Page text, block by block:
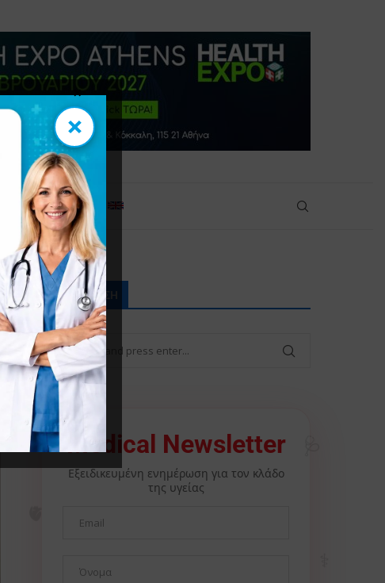
Επικοινωνία
ΑΝΑΖΉΤΗΣΗ
Medical Newsletter
Εξειδικευμένη ενημέρωση για τον κλάδο
της υγείας
×
×